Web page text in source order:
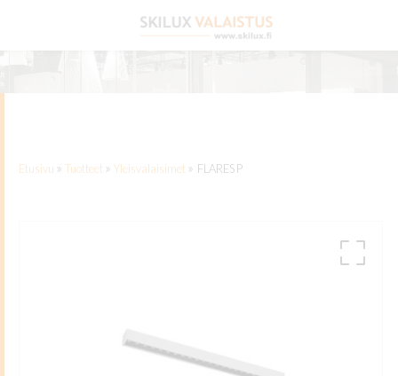
Etusivu
Etusivu » Tuotteet » Yleisvalaisimet » FLARES P